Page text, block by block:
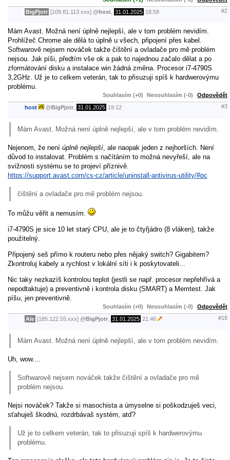
BigPjotr [109.81.113.xxx] @host 31.01.2025 18:58 #2
Mám Avast. Možná není úplně nejlepší, ale v tom problém nevidím.
Prohlížeč Chrome ale dělá to úplně u všech, připojení přes kabel.
Softwarově nejsem nováček takže čištění a ovladače pro mě problém
nejsou. Jak píši, předtím vše ok a pak to najednou začalo dělat a po
zformátování disku a instalace win žádná změna. Procesor i7-4790S
3,2GHz. Už je to celkem veterán, tak to přisuzuji spíš k hardwerovýmu
problému.
Souhlasím (+0) Nesouhlasím (-0) Odpovědět
host @BigPjotr 31.01.2025 19:12 #3
Mám Avast. Možná není úplně nejlepší, ale v tom problém nevidím.
Nejenom, že není úplně nejlepší, ale naopak jeden z nejhorších. Není
důvod to instalovat. Problém s načítáním to možná nevyřeší, ale na
svižnosti systému se to projeví příznivě.
https://support.avast.com/cs-cz/article/uninstall-antivirus-utility/#pc
čištění a ovladače pro mě problém nejsou.
To můžu věřit a nemusím.
i7-4790S je sice 10 let starý CPU, ale je to čtyřjádro (8 vláken), takže
použitelný.
Připojený seš přímo k routeru nebo přes nějaký switch? Gigabitem?
Zkontroluj kabely a rychlost v lokální síti i k poskytovateli...
Nic taky nezkazíš kontrolou teplot (jestli se např. procesor nepřehřívá a
nepodtaktuje) a preventivně i kontrola disku (SMART) a Memtest. Jak
píšu, jen preventivně.
Souhlasím (+0) Nesouhlasím (-0) Odpovědět
Ale [185.122.55.xxx] @BigPjotr 31.01.2025 21:46 #18
Mám Avast. Možná není úplně nejlepší, ale v tom problém nevidím.
Uh, wow....
Softwarově nejsem nováček takže čištění a ovladače pro mě
problém nejsou.
Nejsi nováček? Takže si masochista a úmyselne si poškodzuješ veci,
sťahuješ škodnú, rozdrbávaš systém, atď?
Už je to celkem veterán, tak to přisuzuji spíš k hardwerovýmu
problému.